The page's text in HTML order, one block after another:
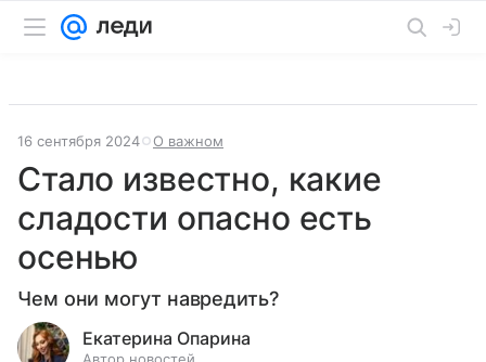
16 сентября 2024 О важном
Стало известно, какие
сладости опасно есть
осенью
Чем они могут навредить?
Екатерина Опарина